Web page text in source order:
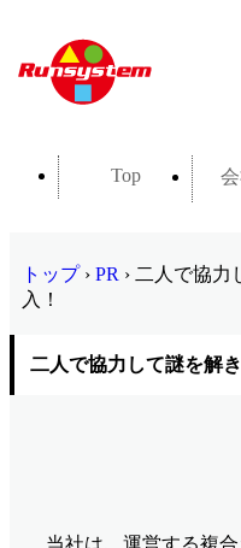
Top
トップ › PR › 二人で協力
入！
二人で協力して謎を解